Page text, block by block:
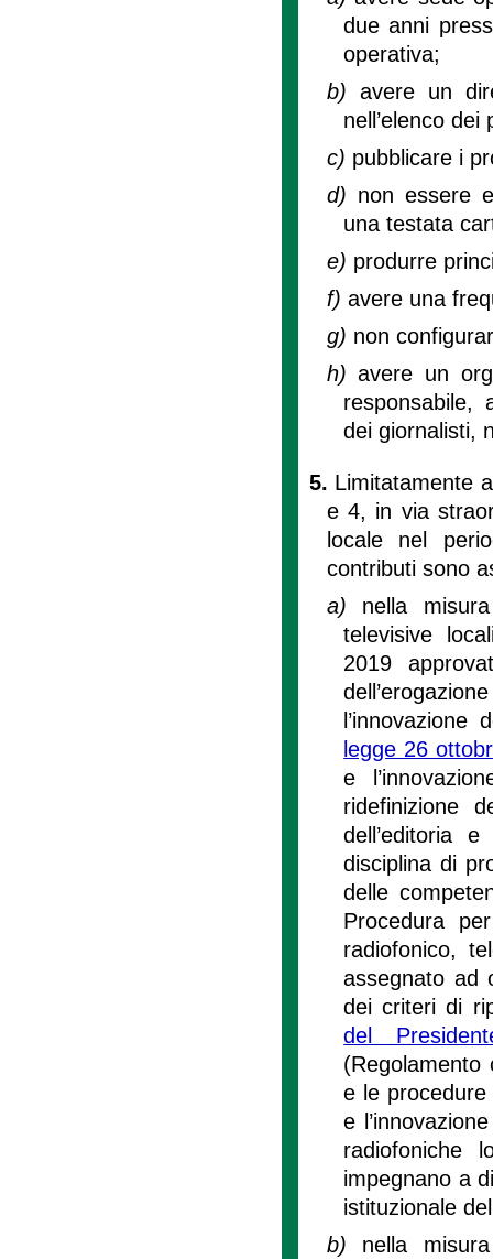
due anni
operativa;
b) avere un
nell’elenco
c) pubblicare i
d) non essere
una testata
e) produrre
f) avere una
g) non
h)avere un
responsabile,
dei giornalisti,
5. Limitatamente
e 4, in via
locale nel
contributi sono
a) nella
televisive
2019
l’innovazione
legge 26
e
ridefinizione
dell’editoria
disciplina di
delle
Procedura
radiofonico,
assegnato ad
dei criteri di
del
e le
e
radiofoniche
impegnano a
istituzionale
b) nella